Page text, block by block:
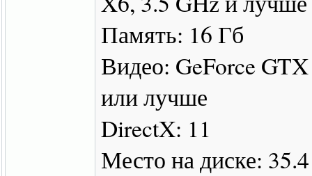
Память: 16 Гб
Видео: GeForce
или лучше
DirectX: 11
Место на диске: